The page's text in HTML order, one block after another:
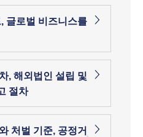
글로벌 비즈니스를
, 해외법인 설립 및
절차
처벌 기준, 공정거